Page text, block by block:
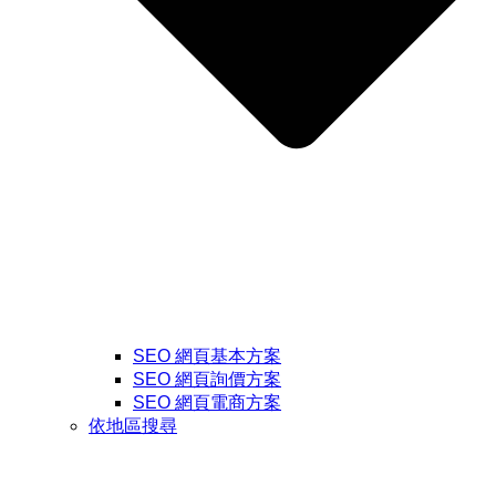
SEO 網頁基本方案
SEO 網頁詢價方案
SEO 網頁電商方案
依地區搜尋